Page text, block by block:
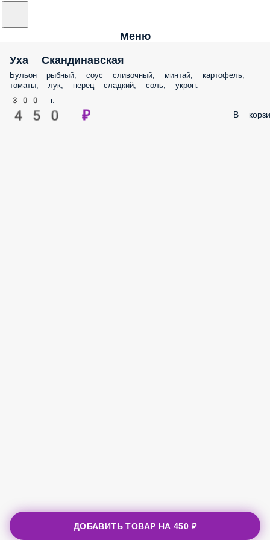
Меню
Уха Скандинавская
Бульон рыбный, соус сливочный, минтай, картофель,
томаты, лук, перец сладкий, соль, укроп.
300 г.
450 ₽ В
ДОБАВИТЬ ТОВАР НА450 ₽